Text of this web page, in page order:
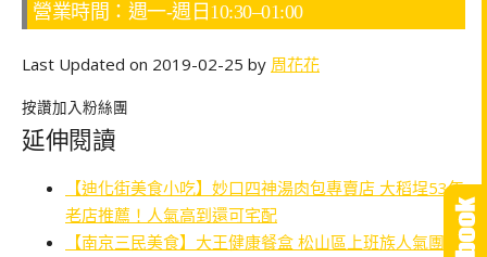
營業時間：週一-週日10:30–01:00
Last Updated on 2019-02-25 by 周花花
按讚加入粉絲團
延伸閱讀
【迪化街美食小吃】妙口四神湯肉包專賣店 大稻埕53年
老店推薦！人氣高到還可宅配
【南京三民美食】大王健康餐盒 松山區上班族人氣團購